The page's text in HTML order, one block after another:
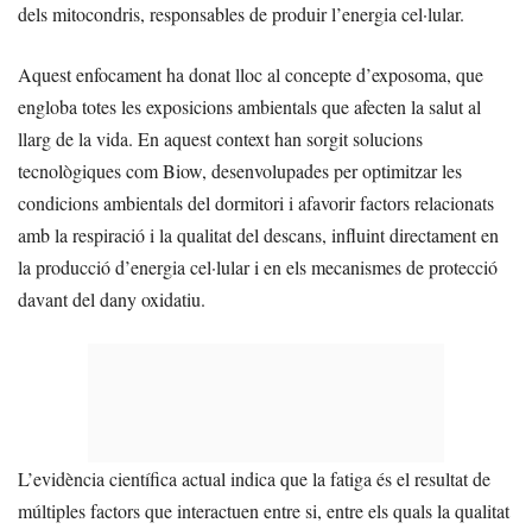
dels mitocondris, responsables de produir l’energia cel·lular.
Aquest enfocament ha donat lloc al concepte d’exposoma, que
engloba totes les exposicions ambientals que afecten la salut al
llarg de la vida. En aquest context han sorgit solucions
tecnològiques com Biow, desenvolupades per optimitzar les
condicions ambientals del dormitori i afavorir factors relacionats
amb la respiració i la qualitat del descans, influint directament en
la producció d’energia cel·lular i en els mecanismes de protecció
davant del dany oxidatiu.
L’evidència científica actual indica que la fatiga és el resultat de
múltiples factors que interactuen entre si, entre els quals la qualitat